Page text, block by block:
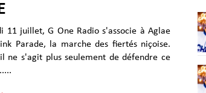
11 juillet, G One Radio s'associe à Aglae
Parade, la marche des fiertés niçoise.
ne s'agit plus seulement de défendre ce